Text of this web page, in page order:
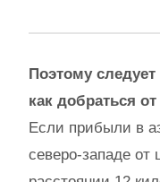
Поэтому
как добраться
Если прибыли в
северо-западе от